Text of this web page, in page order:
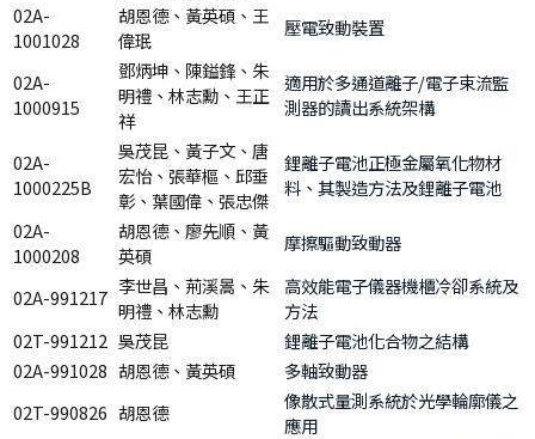
02A-
1001028
胡恩德、黃英碩、王
偉珉
壓電致動裝置
02A-
1000915
鄧炳坤、陳鎰鋒、朱
明禮、林志勳、王正
祥
適用於多通道離子/電子束流監
測器的讀出系統架構
02A-
1000225B
吳茂昆、黃子文、唐
宏怡、張華樞、邱垂
彰、葉國偉、張忠傑
鋰離子電池正極金屬氧化物材
料、其製造方法及鋰離子電池
02A-
1000208
胡恩德、廖先順、黃
英碩
摩擦驅動致動器
02A-991217 李世昌、荊溪暠、朱
明禮、林志勳
高效能電子儀器機櫃冷卻系統及
方法
02T-991212 吳茂昆
鋰離子電池化合物之結構
02A-991028 胡恩德、黃英碩
多軸致動器
02T-990826 胡恩德
像散式量測系統於光學輪廓儀之
應用